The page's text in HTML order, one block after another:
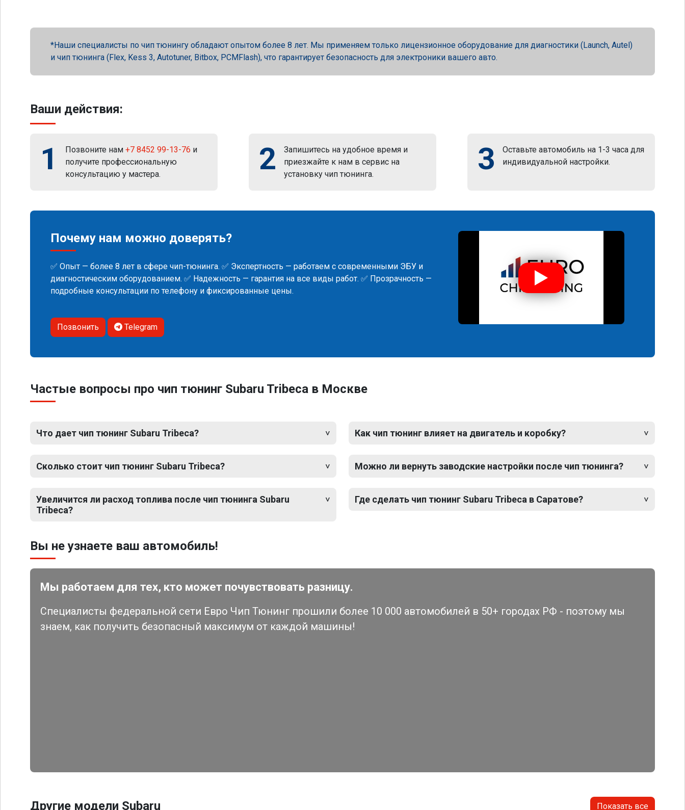
Наши специалисты по чип тюнингу обладают опытом более 8 лет. Мы применяем только лицензионное оборудование для диагностики (Launch, Autel)
и чип тюнинга (Flex, Kess 3, Autotuner, Bitbox, PCMFlash), что гарантирует безопасность для электроники вашего авто.
Ваши действия:
1 Позвоните нам +7 8452 99-13-76 и
получите профессиональную
консультацию у мастера.
2
Запишитесь на удобное время и
приезжайте к нам в сервис на
установку чип тюнинга.
3
Оставьте автомобиль на 1-3 часа для
индивидуальной настройки.
Почему нам можно доверять?
✅ Опыт — более 8 лет в сфере чип-тюнинга. ✅ Экспертность — работаем с современными ЭБУ и
диагностическим оборудованием. ✅ Надежность — гарантия на все виды работ. ✅ Прозрачность —
подробные консультации по телефону и фиксированные цены.
Позвонить Telegram
Частые вопросы про чип тюнинг Subaru Tribeca в Москве
Что дает чип тюнинг Subaru Tribeca?
Сколько стоит чип тюнинг Subaru Tribeca?
Увеличится ли расход топлива после чип тюнинга Subaru
Tribeca?
Как чип тюнинг влияет на двигатель и коробку?
Можно ли вернуть заводские настройки после чип тюнинга?
Где сделать чип тюнинг Subaru Tribeca в Саратове?
Вы не узнаете ваш автомобиль!
Мы работаем для тех, кто может почувствовать разницу.
Специалисты федеральной сети Евро Чип Тюнинг прошили более 10 000 автомобилей в 50+ городах РФ - поэтому мы
знаем, как получить безопасный максимум от каждой машины!
Другие модели Subaru Показать все